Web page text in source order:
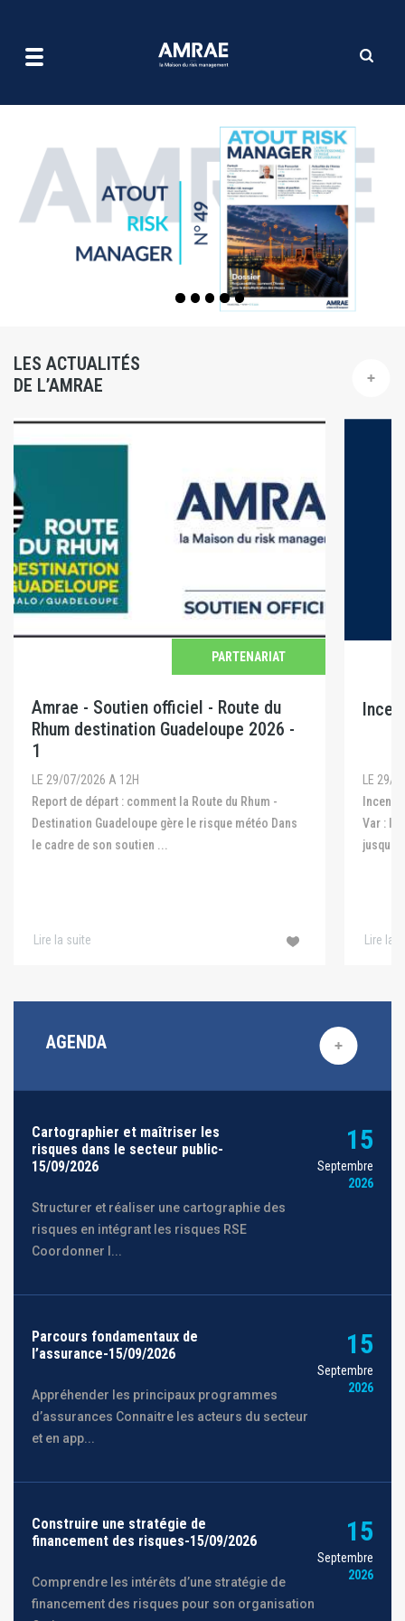
contenu
LES ACTUALITÉS
DE L’AMRAE
PARTENARIAT
Amrae - Soutien officiel - Route du
Rhum destination Guadeloupe 2026 -
1
LE 29/07/2026 A 12H
Report de départ : comment la Route du Rhum -
Destination Guadeloupe gère le risque météo Dans
le cadre de son soutien ...
Lire la suite
LE 29/
Var : le
Lire la
AGENDA
Cartographier et maîtriser les
risques dans le secteur public-
15/09/2026
Structurer et réaliser une cartographie des
risques en intégrant les risques RSE
Coordonner l...
15
Septembre
2026
Parcours fondamentaux de
l’assurance-15/09/2026
Appréhender les principaux programmes
d’assurances Connaitre les acteurs du secteur
et en app...
15
Septembre
2026
Construire une stratégie de
financement des risques-15/09/2026
Comprendre les intérêts d’une stratégie de
financement des risques pour son organisation
15
Septembre
2026